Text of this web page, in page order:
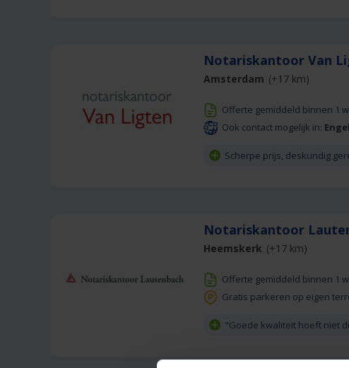
Notariskantoor Van
Amsterdam (+17 km)
Offerte gemiddeld binnen 1
Ook contact mogelijk in:
Scherpe prijs, deskundig
Notariskantoor
Heemskerk (+17 km)
Offerte gemiddeld binnen 1
Gratis parkeren op eigen
"Goede kwaliteit hoeft niet